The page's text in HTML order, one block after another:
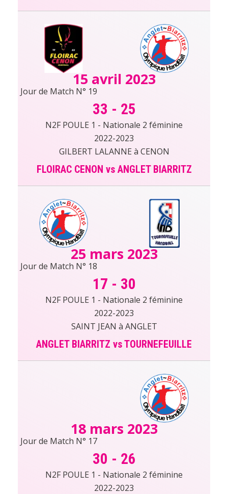
15 avril 2023
Jour de Match N° 19
33 - 25
N2F POULE 1 - Nationale 2 féminine
2022-2023
GILBERT LALANNE à CENON
FLOIRAC CENON vs ANGLET BIARRITZ
25 mars 2023
Jour de Match N° 18
17 - 30
N2F POULE 1 - Nationale 2 féminine
2022-2023
SAINT JEAN à ANGLET
ANGLET BIARRITZ vs TOURNEFEUILLE
18 mars 2023
Jour de Match N° 17
30 - 26
N2F POULE 1 - Nationale 2 féminine
2022-2023